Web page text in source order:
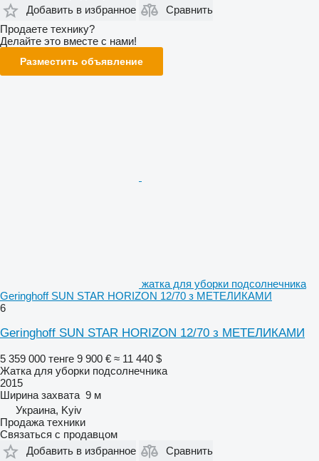
Добавить в избранное
Сравнить
Продаете технику?
Делайте это вместе с нами!
Разместить объявление
жатка для уборки подсолнечника
Geringhoff SUN STAR HORIZON 12/70 з МЕТЕЛИКАМИ
6
Geringhoff SUN STAR HORIZON 12/70 з МЕТЕЛИКАМИ
5 359 000 тенге 9 900 € ≈ 11 440 $
Жатка для уборки подсолнечника
2015
Ширина захвата 9 м
Украина, Kyiv
Продажа техники
Связаться с продавцом
Добавить в избранное
Сравнить